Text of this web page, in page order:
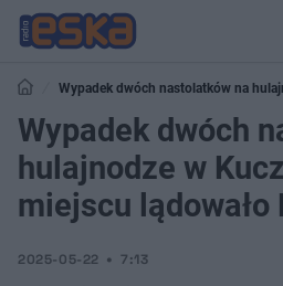
Wypadek dwóch nastolatków na
lądowało LPR
Wypadek dwóch
hulajnodze w
miejscu lądowało
2025-05-22 7:13